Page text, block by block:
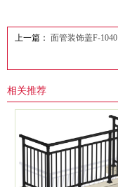
上一篇：面管装饰盖F-1040
相关推荐